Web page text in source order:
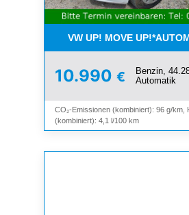
VW UP! MOVE
10.990 €
Benzin,
Automatik
CO₂-Emissionen (kombiniert): 96 g/km,
(kombiniert): 4,1 l/100 km